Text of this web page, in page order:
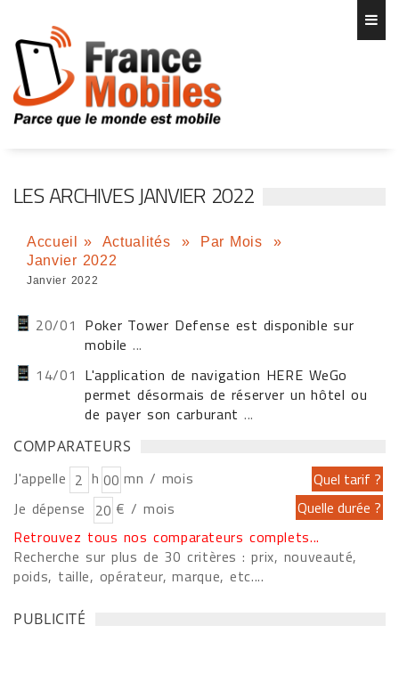
LES ARCHIVES JANVIER 2022
Accueil » Actualités » Par Mois
»
Janvier 2022
Janvier 2022
20/01 Poker Tower Defense est disponible sur
mobile ...
14/01 L'application de navigation HERE WeGo
permet désormais de réserver un hôtel ou
de payer son carburant ...
COMPARATEURS
J'appelle h
mn / mois
Je dépense
€ / mois
Retrouvez tous nos comparateurs complets...
Recherche sur plus de 30 critères : prix, nouveauté,
poids, taille, opérateur, marque, etc....
PUBLICITÉ